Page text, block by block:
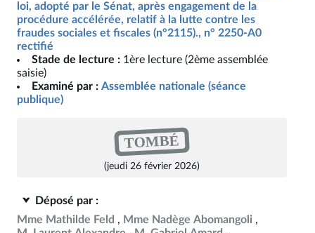
loi, adopté par le Sénat, après engagement de la
procédure accélérée, relatif à la lutte contre les
fraudes sociales et fiscales (n°2115)., n° 2250-A0
rectifié
Stade de lecture : 1ère lecture (2ème assemblée
saisie)
Examiné par : Assemblée nationale (séance
publique)
TOMBÉ
(jeudi 26 février 2026)
Déposé par :
Mme Mathilde Feld
Mme Nadège Abomangoli